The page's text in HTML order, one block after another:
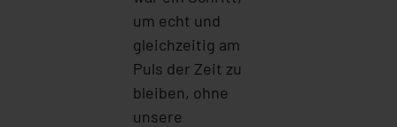
um echt und
gleichzeitig am
Puls der Zeit zu
bleiben, ohne
unsere